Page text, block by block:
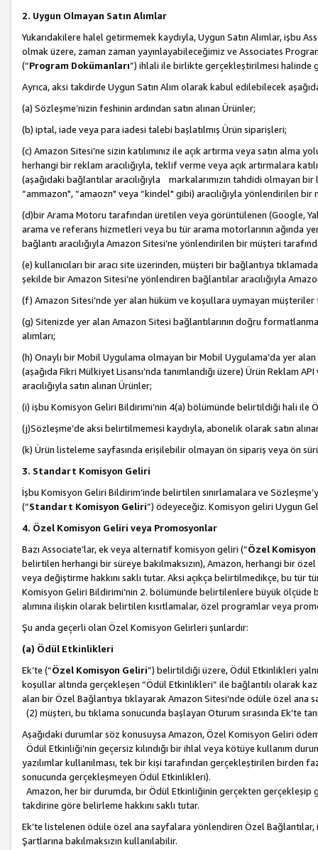
2. Uygun Olmayan Satın Alımlar
Yukarıdakilere halel getirmemek kaydıyla, Uygun Satın Alımlar, işbu
olmak üzere, zaman zaman yayınlayabileceğimiz ve Associates
(“Program Dokümanları”) ihlali ile birlikte gerçekleştirilmesi halinde
Ayrıca, aksi takdirde Uygun Satın Alım olarak kabul edilebilecek
(a) Sözleşme’nizin feshinin ardından satın alınan Ürünler;
(b) iptal, iade veya para iadesi talebi başlatılmış Ürün siparişleri;
(c) Amazon Sitesi’ne sizin katılımınız ile açık artırma veya satın alma
herhangi bir reklam aracılığıyla, teklif verme veya açık artırmalara
(aşağıdaki bağlantılar aracılığıyla markalarımızın tahdidi olmayan
“ammazon", “amaozn" veya “kindel" gibi) aracılığıyla yönlendirilen
(d)bir Arama Motoru tarafından üretilen veya görüntülenen (Google,
arama ve referans hizmetleri veya bu tür arama motorlarının ağında
bağlantı aracılığıyla Amazon Sitesi’ne yönlendirilen bir müşteri
(e) kullanıcıları bir aracı site üzerinden, müşteri bir bağlantıya
şekilde bir Amazon Sitesi’ne yönlendiren bağlantılar aracılığıyla
(f) Amazon Sitesi’nde yer alan hüküm ve koşullara uymayan müşteriler
(g) Sitenizde yer alan Amazon Sitesi bağlantılarının doğru
alımları;
(h) Onaylı bir Mobil Uygulama olmayan bir Mobil Uygulama’da yer
(aşağıda Fikri Mülkiyet Lisansı’nda tanımlandığı üzere) Ürün Reklam
aracılığıyla satın alınan Ürünler;
(i) işbu Komisyon Geliri Bildirimi’nin 4(a) bölümünde belirtildiği hali ile
(j)Sözleşme’de aksi belirtilmemesi kaydıyla, abonelik olarak satın
(k) Ürün listeleme sayfasında erişilebilir olmayan ön sipariş veya ön
3. Standart Komisyon Geliri
İşbu Komisyon Geliri Bildirim’inde belirtilen sınırlamalara ve
(“Standart Komisyon Geliri”) ödeyeceğiz. Komisyon geliri Uygun
4. Özel Komisyon Geliri veya Promosyonlar
Bazı Associate’lar, ek veya alternatif komisyon geliri (“Özel
belirtilen herhangi bir süreye bakılmaksızın), Amazon, herhangi bir
veya değiştirme hakkını saklı tutar. Aksi açıkça belirtilmedikçe, bu tür
Komisyon Geliri Bildirimi’nin 2. bölümünde belirtilenlere büyük ölçüde
alımına ilişkin olarak belirtilen kısıtlamalar, özel programlar veya
Şu anda geçerli olan Özel Komisyon Gelirleri şunlardır:
(a) Ödül Etkinlikleri
Ek’te (“Özel Komisyon Geliri”) belirtildiği üzere, Ödül Etkinlikleri
koşullar altında gerçekleşen “Ödül Etkinlikleri” ile bağlantılı olarak
alan bir Özel Bağlantıya tıklayarak Amazon Sitesi’nde ödüle özel ana
(2) müşteri, bu tıklama sonucunda başlayan Oturum sırasında Ek’te
Aşağıdaki durumlar söz konusuysa Amazon, Özel Komisyon Geliri
Ödül Etkinliği’nin geçersiz kılındığı bir ihlal veya kötüye kullanım
yazılımlar kullanılması, tek bir kişi tarafından gerçekleştirilen
sonucunda gerçekleşmeyen Ödül Etkinlikleri).
Amazon, her bir durumda, bir Ödül Etkinliğinin gerçekten gerçekleşip
takdirine göre belirleme hakkını saklı tutar.
Ek’te listelenen ödüle özel ana sayfalara yönlendiren Özel
Şartlarına bakılmaksızın kullanılabilir.